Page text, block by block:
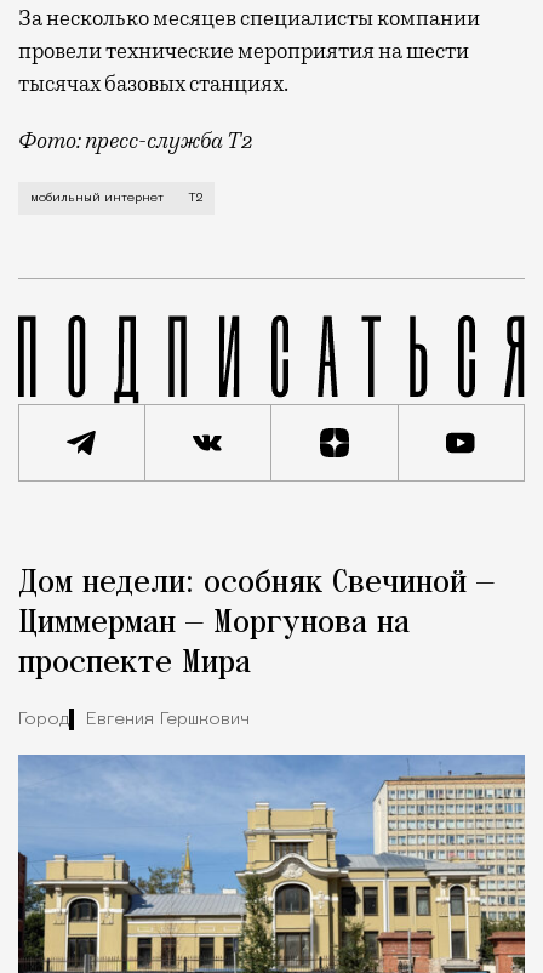
За несколько месяцев специалисты компании
провели технические мероприятия на шести
тысячах базовых станциях.
Фото: пресс-служба Т2
Мобильный оператор Т2 завершил работы по
мобильный интернет Т2
Город
Дом недели: особняк Свечиной —
Циммерман — Моргунова на
проспекте Мира
Город Евгения Гершкович